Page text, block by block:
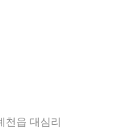
천읍 대심리